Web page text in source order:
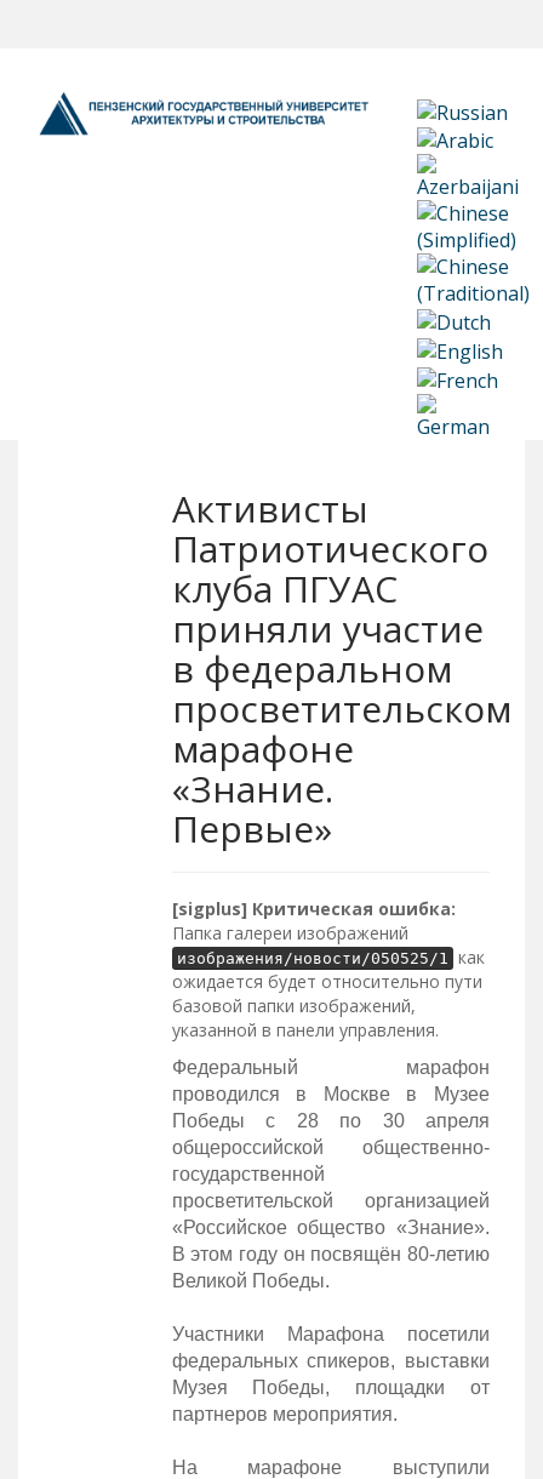
Активисты
Патриотического
клуба ПГУАС
приняли участие
в федеральном
просветительском
марафоне
«Знание.
Первые»
[sigplus] Критическая ошибка:
Папка галереи изображений
изображения/новости/050525/1 как
ожидается будет относительно пути
базовой папки изображений,
указанной в панели управления.
Федеральный марафон
проводился в Москве в Музее
Победы с 28 по 30 апреля
общероссийской общественно-
государственной
просветительской организацией
«Российское общество «Знание».
В этом году он посвящён 80-летию
Великой Победы.
Участники Марафона посетили
федеральных спикеров, выставки
Музея Победы, площадки от
партнеров мероприятия.
На марафоне выступили